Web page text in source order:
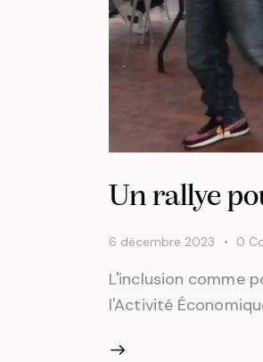
Un rallye
6 décembre 2023 0
L'inclusion comme
l'Activité